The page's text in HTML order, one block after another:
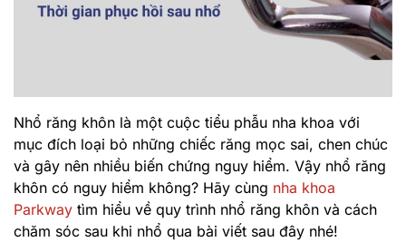
Nhổ răng khôn là một cuộc tiểu phẫu nha khoa với
mục đích loại bỏ những chiếc răng mọc sai, chen chúc
và gây nên nhiều biến chứng nguy hiểm. Vậy nhổ răng
khôn có nguy hiểm không? Hãy cùng nha khoa
Parkway tìm hiểu về quy trình nhổ răng khôn và cách
chăm sóc sau khi nhổ qua bài viết sau đây nhé!